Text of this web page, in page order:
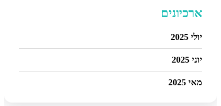
ארכיונים
יולי 2025
יוני 2025
מאי 2025